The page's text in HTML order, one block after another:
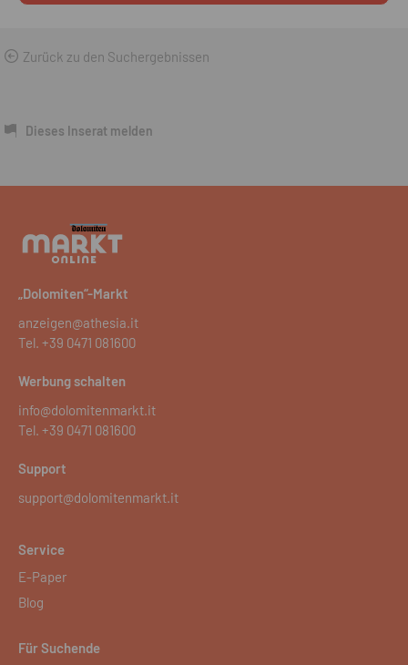
Zurück zu den Suchergebnissen
Dieses Inserat melden
„Dolomiten“-Markt
anzeigen@athesia.it
Tel. +39 0471 081600
Werbung schalten
info@dolomitenmarkt.it
Tel. +39 0471 081600
Support
support@dolomitenmarkt.it
Service
E-Paper
Blog
Für Suchende